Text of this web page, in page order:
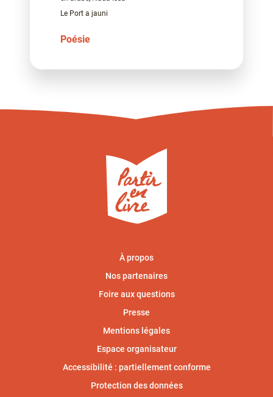
Le Port a jauni
Poésie
À propos
Nos partenaires
Foire aux questions
Presse
Mentions légales
Espace organisateur
Accessibilité : partiellement conforme
Protection des données